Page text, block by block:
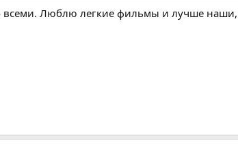
всеми. Люблю легкие фильмы и лучше